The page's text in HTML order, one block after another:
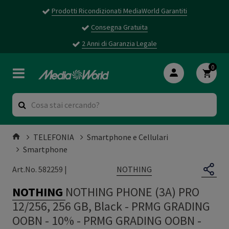
Prodotti Ricondizionati MediaWorld Garantiti
Consegna Gratuita
2 Anni di Garanzia Legale
0
TELEFONIA
Smartphone e Cellulari
Smartphone
Art.No. 582259 |
NOTHING
NOTHING NOTHING PHONE (3A) PRO
12/256, 256 GB, Black - PRMG GRADING
OOBN - 10% - PRMG GRADING OOBN -